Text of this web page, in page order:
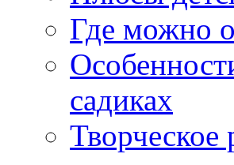
Где можно
садиках
Творческое